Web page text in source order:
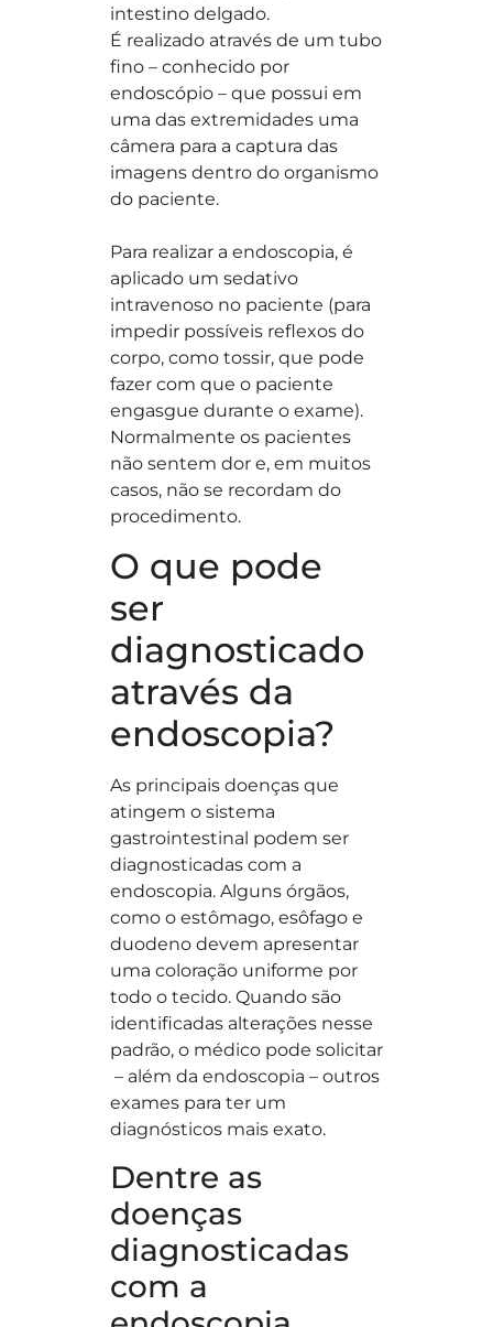
intestino delgado.
É realizado através de um tubo
fino – conhecido por
endoscópio – que possui em
uma das extremidades uma
câmera para a captura das
imagens dentro do organismo
do paciente.
Para realizar a endoscopia, é
aplicado um sedativo
intravenoso no paciente (para
impedir possíveis reflexos do
corpo, como tossir, que pode
fazer com que o paciente
engasgue durante o exame).
Normalmente os pacientes
não sentem dor e, em muitos
casos, não se recordam do
procedimento.
O que pode
ser
diagnosticado
através da
endoscopia?
As principais doenças que
atingem o sistema
gastrointestinal podem ser
diagnosticadas com a
endoscopia. Alguns órgãos,
como o estômago, esôfago e
duodeno devem apresentar
uma coloração uniforme por
todo o tecido. Quando são
identificadas alterações nesse
padrão, o médico pode solicitar
– além da endoscopia – outros
exames para ter um
diagnósticos mais exato.
Dentre as
doenças
diagnosticadas
com a